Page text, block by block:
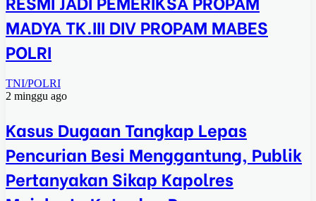
MADYA TK.III DIV PROPAM MABES
POLRI
TNI/POLRI
2 minggu ago
Kasus Dugaan Tangkap Lepas
Pencurian Besi Menggantung, Publik
Pertanyakan Sikap Kapolres